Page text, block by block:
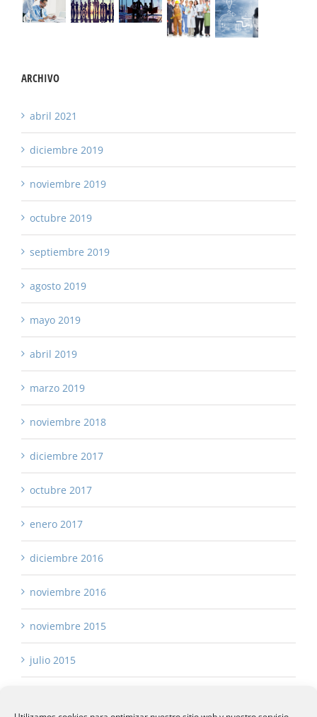
ARCHIVO
abril 2021
diciembre 2019
noviembre 2019
octubre 2019
septiembre 2019
agosto 2019
mayo 2019
abril 2019
marzo 2019
noviembre 2018
diciembre 2017
octubre 2017
enero 2017
diciembre 2016
noviembre 2016
noviembre 2015
julio 2015